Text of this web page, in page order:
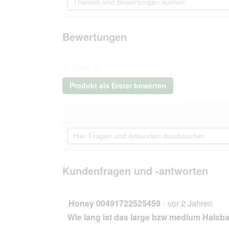
für
William
Twisted
und
Bewertungen
Kein
Beurteilungswert
Produkt als Erster bewerten
.
wird
ein
geöffnet.
Beurteilungswert
für
William
Twisted
Hier
Fragen
durchsuchen
Kundenfragen und -antworten
Honey 00491722525459 · vor 2 Jahren
Wie lang ist das large bzw medium